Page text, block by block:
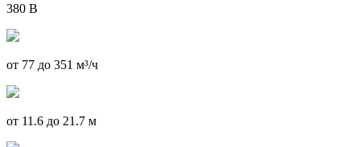
380 В
от 77 до 351 м³/ч
от 11.6 до 21.7 м